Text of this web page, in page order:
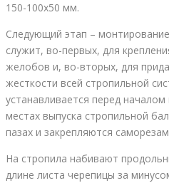
150-100х50 мм.
Следующий этап –
служит, во-первых, для
желобов и, во-вторых, для
жесткости всей стропильной
устанавливается перед
местах выпуска стропильной
пазах и закрепляются
На стропила набивают
длине листа черепицы за